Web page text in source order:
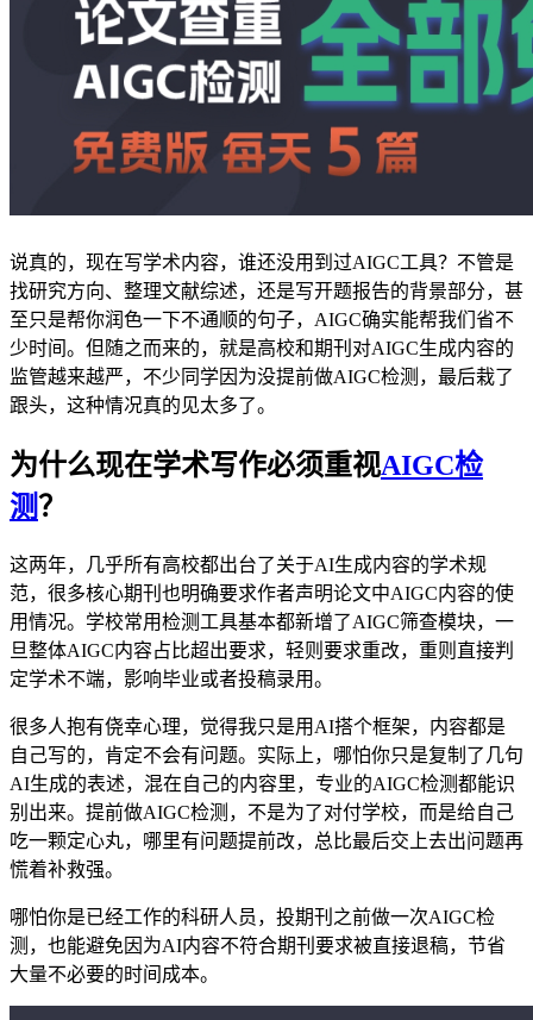
说真的，现在写学术内容，谁还没用到过AIGC工具？不管是
找研究方向、整理文献综述，还是写开题报告的背景部分，甚
至只是帮你润色一下不通顺的句子，AIGC确实能帮我们省不
少时间。但随之而来的，就是高校和期刊对AIGC生成内容的
监管越来越严，不少同学因为没提前做AIGC检测，最后栽了
跟头，这种情况真的见太多了。
为什么现在学术写作必须重视AIGC检
测？
这两年，几乎所有高校都出台了关于AI生成内容的学术规
范，很多核心期刊也明确要求作者声明论文中AIGC内容的使
用情况。学校常用检测工具基本都新增了AIGC筛查模块，一
旦整体AIGC内容占比超出要求，轻则要求重改，重则直接判
定学术不端，影响毕业或者投稿录用。
很多人抱有侥幸心理，觉得我只是用AI搭个框架，内容都是
自己写的，肯定不会有问题。实际上，哪怕你只是复制了几句
AI生成的表述，混在自己的内容里，专业的AIGC检测都能识
别出来。提前做AIGC检测，不是为了对付学校，而是给自己
吃一颗定心丸，哪里有问题提前改，总比最后交上去出问题再
慌着补救强。
哪怕你是已经工作的科研人员，投期刊之前做一次AIGC检
测，也能避免因为AI内容不符合期刊要求被直接退稿，节省
大量不必要的时间成本。